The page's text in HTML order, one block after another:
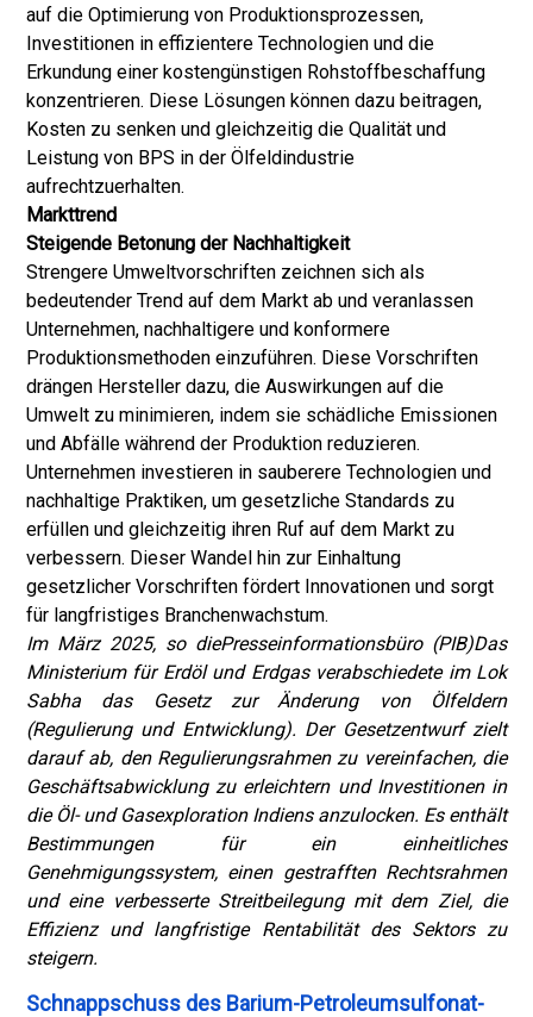
auf die Optimierung von Produktionsprozessen,
Investitionen in effizientere Technologien und die
Erkundung einer kostengünstigen Rohstoffbeschaffung
konzentrieren. Diese Lösungen können dazu beitragen,
Kosten zu senken und gleichzeitig die Qualität und
Leistung von BPS in der Ölfeldindustrie
aufrechtzuerhalten.
Markttrend
Steigende Betonung der Nachhaltigkeit
Strengere Umweltvorschriften zeichnen sich als
bedeutender Trend auf dem Markt ab und veranlassen
Unternehmen, nachhaltigere und konformere
Produktionsmethoden einzuführen. Diese Vorschriften
drängen Hersteller dazu, die Auswirkungen auf die
Umwelt zu minimieren, indem sie schädliche Emissionen
und Abfälle während der Produktion reduzieren.
Unternehmen investieren in sauberere Technologien und
nachhaltige Praktiken, um gesetzliche Standards zu
erfüllen und gleichzeitig ihren Ruf auf dem Markt zu
verbessern. Dieser Wandel hin zur Einhaltung
gesetzlicher Vorschriften fördert Innovationen und sorgt
für langfristiges Branchenwachstum.
Im März 2025, so diePresseinformationsbüro (PIB)Das
Ministerium für Erdöl und Erdgas verabschiedete im Lok
Sabha das Gesetz zur Änderung von Ölfeldern
(Regulierung und Entwicklung). Der Gesetzentwurf zielt
darauf ab, den Regulierungsrahmen zu vereinfachen, die
Geschäftsabwicklung zu erleichtern und Investitionen in
die Öl- und Gasexploration Indiens anzulocken. Es enthält
Bestimmungen für ein einheitliches
Genehmigungssystem, einen gestrafften Rechtsrahmen
und eine verbesserte Streitbeilegung mit dem Ziel, die
Effizienz und langfristige Rentabilität des Sektors zu
steigern.
Schnappschuss des Barium-Petroleumsulfonat-